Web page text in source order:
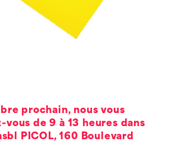
prochain, nous vous
vous de 9 à 13 heures dans
PICOL,160 Boulevard